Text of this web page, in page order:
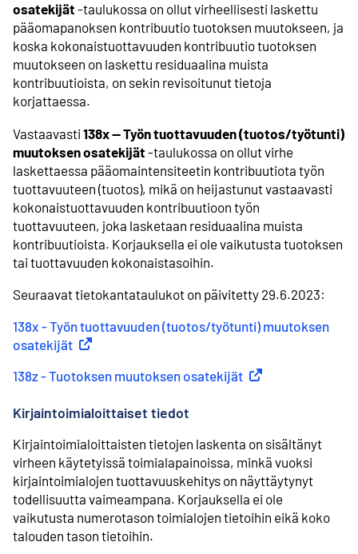
osatekijät -taulukossa on ollut virheellisesti laskettu
pääomapanoksen kontribuutio tuotoksen muutokseen, ja
koska kokonaistuottavuuden kontribuutio tuotoksen
muutokseen on laskettu residuaalina muista
kontribuutioista, on sekin revisoitunut tietoja
korjattaessa.
Vastaavasti 138x -- Työn tuottavuuden (tuotos/työtunti)
muutoksen osatekijät -taulukossa on ollut virhe
laskettaessa pääomaintensiteetin kontribuutiota työn
tuottavuuteen (tuotos), mikä on heijastunut vastaavasti
kokonaistuottavuuden kontribuutioon työn
tuottavuuteen, joka lasketaan residuaalina muista
kontribuutioista. Korjauksella ei ole vaikutusta tuotoksen
tai tuottavuuden kokonaistasoihin.
Seuraavat tietokantataulukot on päivitetty 29.6.2023:
138x - Työn tuottavuuden (tuotos/työtunti) muutoksen
osatekijät Ulkoinen linkki
138z - Tuotoksen muutoksen osatekijät Ulkoinen linkki
Kirjaintoimialoittaiset tiedot
Kirjaintoimialoittaisten tietojen laskenta on sisältänyt
virheen käytetyissä toimialapainoissa, minkä vuoksi
kirjaintoimialojen tuottavuuskehitys on näyttäytynyt
todellisuutta vaimeampana. Korjauksella ei ole
vaikutusta numerotason toimialojen tietoihin eikä koko
talouden tason tietoihin.